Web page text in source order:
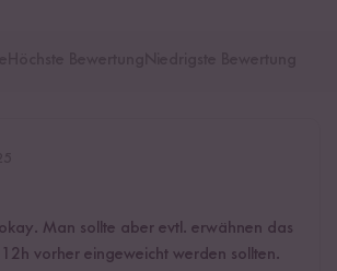
Man sollte aber evtl. erwähnen das
vorher eingeweicht werden sollten.